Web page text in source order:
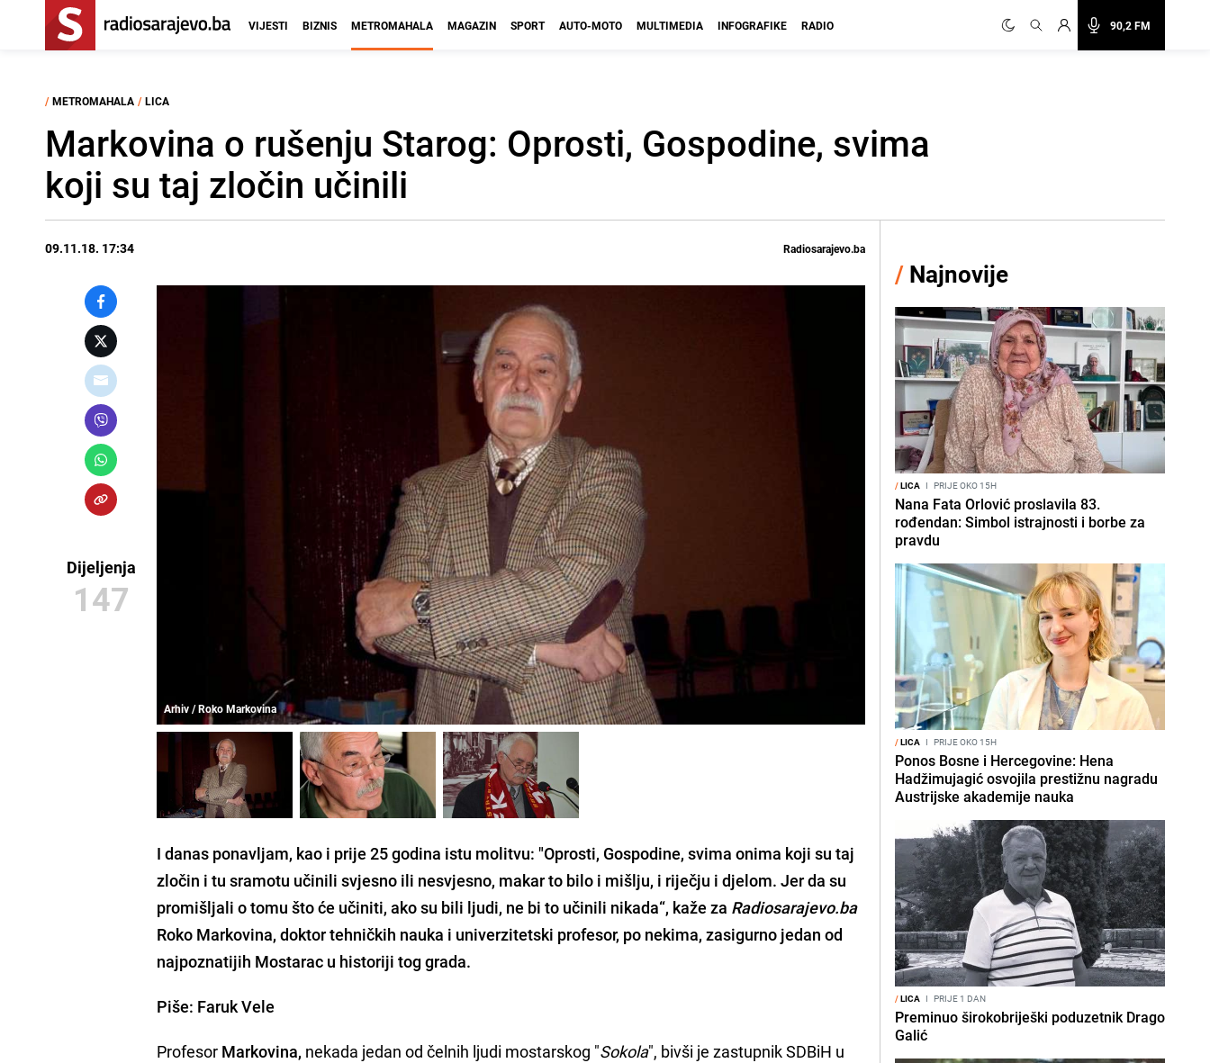
90,2 FM
VIJESTI BIZNIS METROMAHALA MAGAZIN SPORT AUTO-MOTO MULTIMEDIA INFOGRAFIKE RADIO
/ METROMAHALA / LICA
Markovina o rušenju Starog: Oprosti, Gospodine, svima
koji su taj zločin učinili
09.11.18. 17:34 Radiosarajevo.ba
Dijeljenja
147
Arhiv / Roko Markovina
I danas ponavljam, kao i prije 25 godina istu molitvu: "Oprosti, Gospodine, svima onima koji su taj
zločin i tu sramotu učinili svjesno ili nesvjesno, makar to bilo i mišlju, i riječju i djelom. Jer da su
promišljali o tomu što će učiniti, ako su bili ljudi, ne bi to učinili nikada“, kaže za Radiosarajevo.ba
Roko Markovina, doktor tehničkih nauka i univerzitetski profesor, po nekima, zasigurno jedan od
najpoznatijih Mostarac u historiji tog grada.
Piše: Faruk Vele
Profesor Markovina, nekada jedan od čelnih ljudi mostarskog "Sokola", bivši je zastupnik SDBiH u
/ Najnovije
/LICA I PRIJE OKO 15H
Nana Fata Orlović proslavila 83.
rođendan: Simbol istrajnosti i borbe za
pravdu
/LICA I PRIJE OKO 15H
Ponos Bosne i Hercegovine: Hena
Hadžimujagić osvojila prestižnu nagradu
Austrijske akademije nauka
/LICA I PRIJE 1 DAN
Preminuo širokobriješki poduzetnik Drago
Galić